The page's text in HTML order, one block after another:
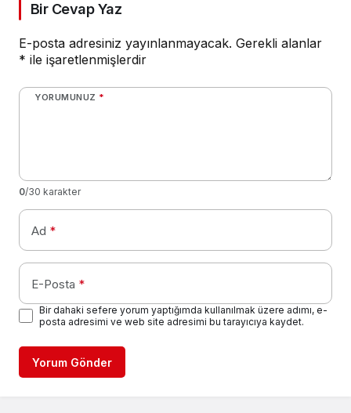
Bir Cevap Yaz
E-posta adresiniz yayınlanmayacak. Gerekli alanlar
* ile işaretlenmişlerdir
YORUMUNUZ *
0/30 karakter
Ad *
E-Posta *
Bir dahaki sefere yorum yaptığımda kullanılmak üzere adımı, e-
posta adresimi ve web site adresimi bu tarayıcıya kaydet.
Yorum Gönder